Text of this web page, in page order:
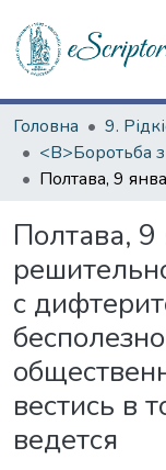
Головна
Полтава,
с
вестись в
ведется